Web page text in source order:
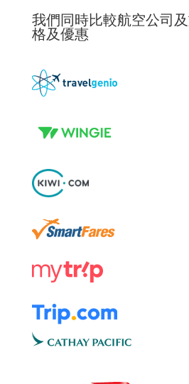
我們同時比較航空公司
格及優惠